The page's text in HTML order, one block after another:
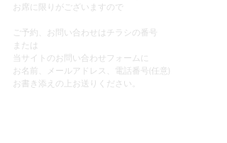
お席に限りがございますので
ご予約、お問い合わせはチラシの番号
または
当サイトのお問い合わせフォームに
お名前、メールアドレス、電話番号(任意)
お書き添えの上お送りください。